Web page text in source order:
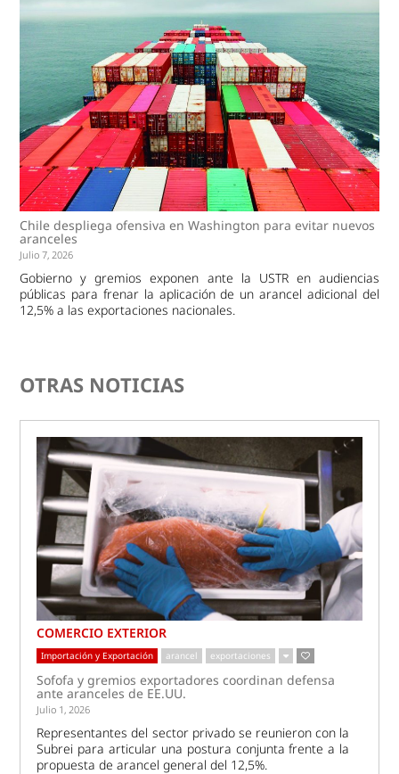
Chile despliega ofensiva en Washington para evitar nuevos
aranceles
Julio 7, 2026
Gobierno y gremios exponen ante la USTR en audiencias
públicas para frenar la aplicación de un arancel adicional del
12,5% a las exportaciones nacionales.
OTRAS NOTICIAS
COMERCIO EXTERIOR
Importación y Exportación arancel exportaciones
Sofofa y gremios exportadores coordinan defensa
ante aranceles de EE.UU.
Julio 1, 2026
Representantes del sector privado se reunieron con la
Subrei para articular una postura conjunta frente a la
propuesta de arancel general del 12,5%.